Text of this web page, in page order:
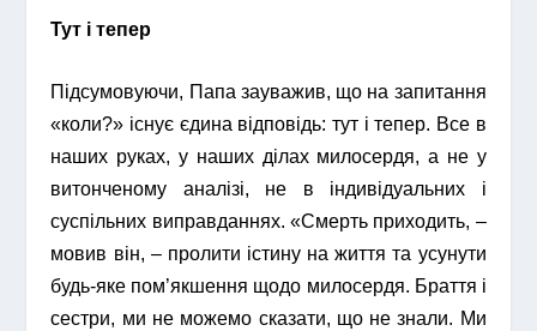
Тут і тепер
Підсумовуючи, Папа зауважив, що на запитання
«коли?» існує єдина відповідь: тут і тепер. Все в
наших руках, у наших ділах милосердя, а не у
витонченому аналізі, не в індивідуальних і
суспільних виправданнях. «Смерть приходить, –
мовив він, – пролити істину на життя та усунути
будь-яке пом’якшення щодо милосердя. Браття і
сестри, ми не можемо сказати, що не знали. Ми